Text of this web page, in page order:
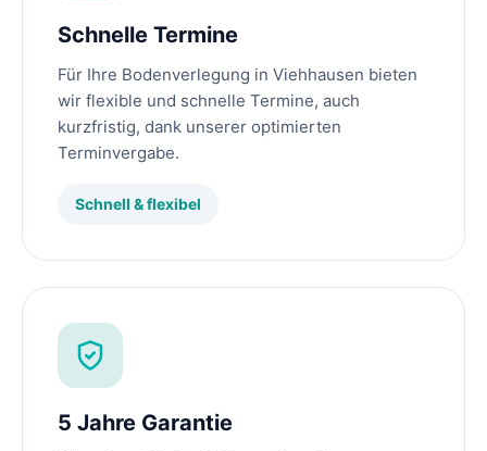
Schnelle Termine
Für Ihre Bodenverlegung in Viehhausen bieten
wir flexible und schnelle Termine, auch
kurzfristig, dank unserer optimierten
Terminvergabe.
Schnell & flexibel
5 Jahre Garantie